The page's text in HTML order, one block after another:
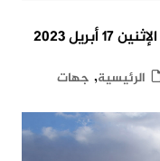
2023
الرئيسية, جهات